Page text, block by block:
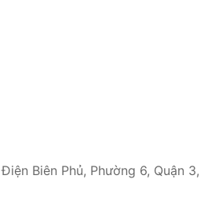
Điện Biên Phủ, Phường 6, Quận 3,